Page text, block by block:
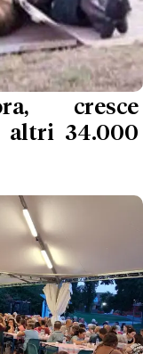
cresce
altri 34.000